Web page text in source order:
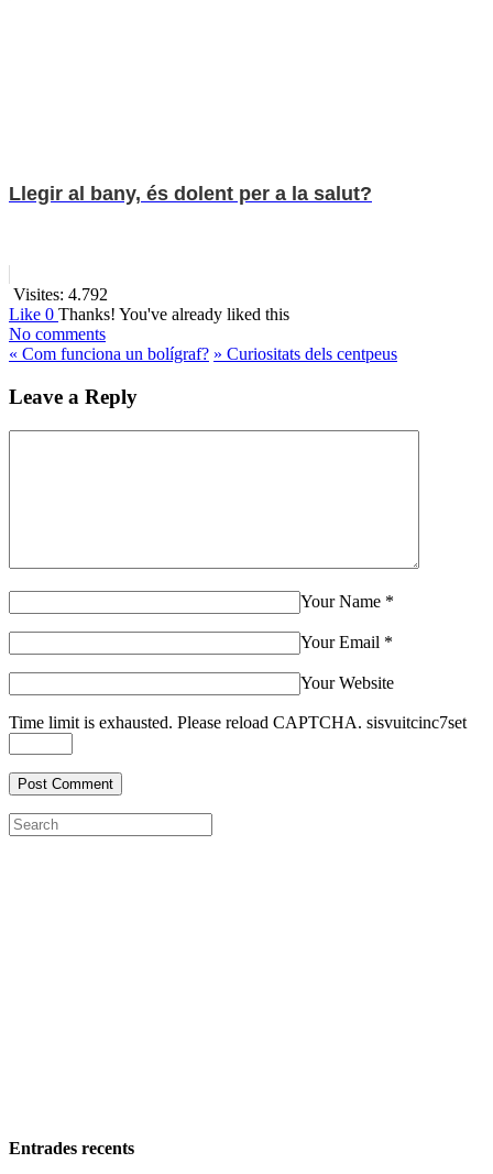
Llegir al bany, és dolent per a la salut?
Visites: 4.792
Like 0 Thanks! You've already liked this
No comments
« Com funciona un bolígraf? » Curiositats dels centpeus
Leave a Reply
Your Name *
Your Email *
Your Website
Time limit is exhausted. Please reload CAPTCHA. sisvuitcinc7set
Entrades recents